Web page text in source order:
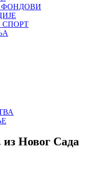
СПОРТ
Новог Сада